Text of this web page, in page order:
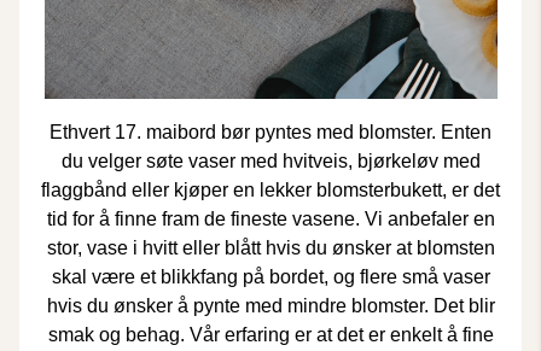
Ethvert 17. maibord bør pyntes med blomster. Enten
du velger søte vaser med hvitveis, bjørkeløv med
flaggbånd eller kjøper en lekker blomsterbukett, er det
tid for å finne fram de fineste vasene. Vi anbefaler en
stor, vase i hvitt eller blått hvis du ønsker at blomsten
skal være et blikkfang på bordet, og flere små vaser
hvis du ønsker å pynte med mindre blomster. Det blir
smak og behag. Vår erfaring er at det er enkelt å fine